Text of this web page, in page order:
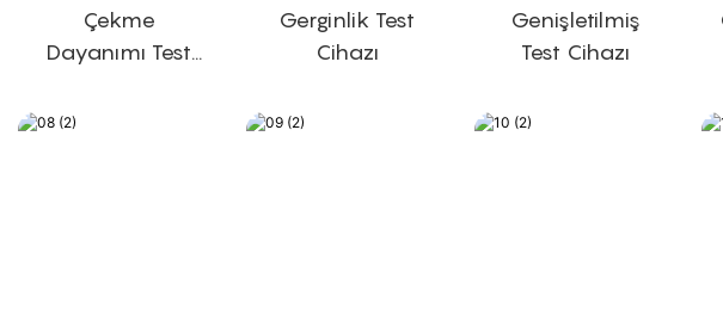
Çekme
Dayanımı Test
Gerginlik Test
Cihazı
Genişletilmiş
Test Cihazı